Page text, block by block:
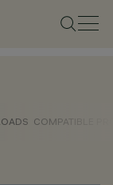
COMPATIBLE